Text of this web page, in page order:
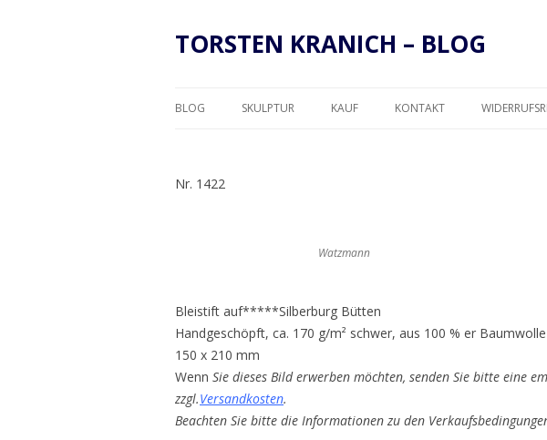
TORSTEN KRANICH – BLOG
BLOG SKULPTUR KAUF KONTAKT
Nr. 1422
Watzmann
Bleistift auf*****Silberburg Bütten
Handgeschöpft, ca. 170 g/m² schwer, aus 100 % er
150 x 210 mm
Wenn Sie dieses Bild erwerben möchten, senden Sie bitte eine
zzgl.Versandkosten.
Beachten Sie bitte die Informationen zu den